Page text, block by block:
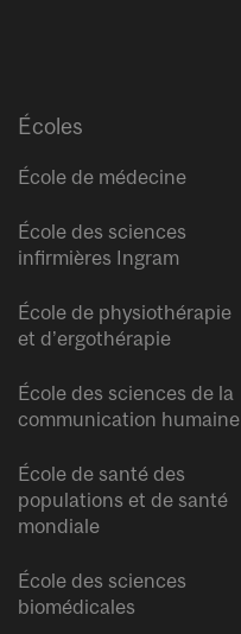
Écoles
École de médecine
École des sciences
infirmières Ingram
École de physiothérapie
et d’ergothérapie
École des sciences de la
communication humaine
École de santé des
populations et de santé
mondiale
École des sciences
biomédicales